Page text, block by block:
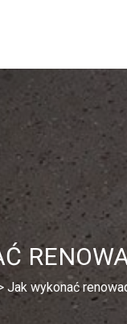
Jak wykonać